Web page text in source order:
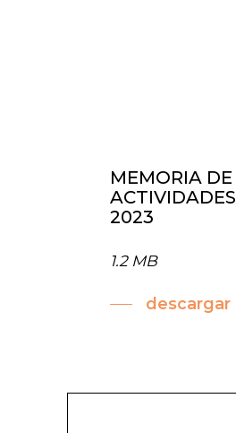
MEMORIA DE
ACTIVIDADES
2023
1.2 MB
descargar